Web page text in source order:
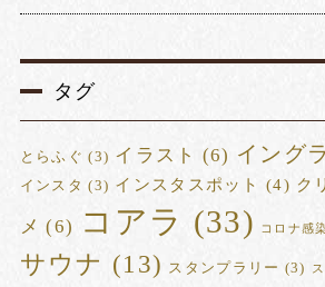
タグ
とらふぐ (3) イラスト (6) イング
インスタ (3) インスタスポット (4) ク
メ (6) コアラ (33) コロナ感
サウナ (13) スタンプラリー (3)